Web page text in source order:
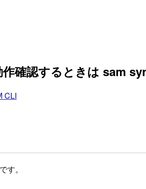
確認するときは sam
CLI
す。